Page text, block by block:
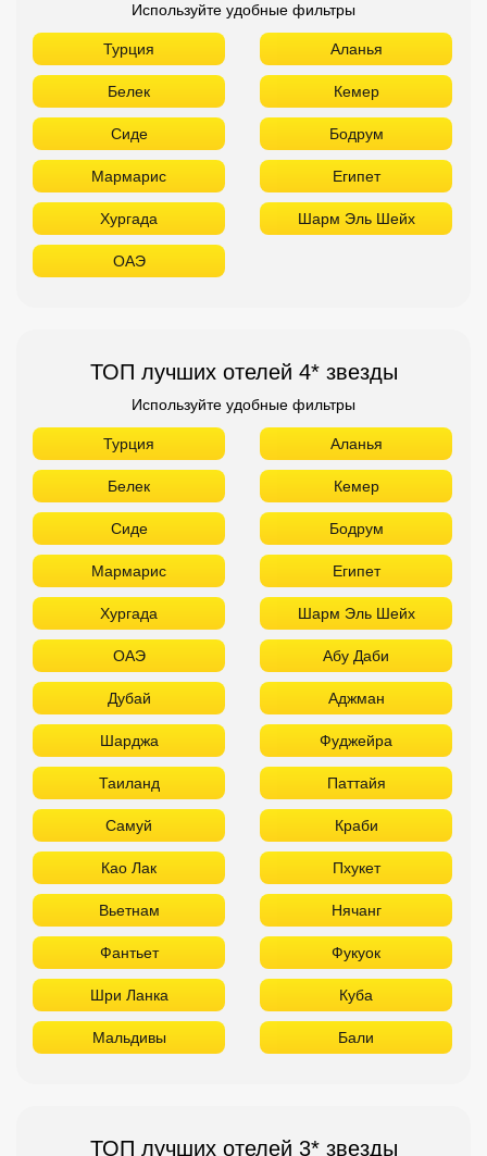
Хургада Шарм Эль Шейх
ОАЭ
ТОП лучших отелей 4* звезды
Используйте удобные фильтры
Турция
Хургада Шарм Эль Шейх
ОАЭ Абу Даби
Дубай Аджман
Шарджа Фуджейра
Таиланд Паттайя
Самуй Краби
Као Лак Пхукет
Вьетнам Нячанг
Фантьет Фукуок
Шри Ланка Куба
Мальдивы Бали
ТОП лучших отелей 3* звезды
Используйте удобные фильтры
Турция Аланья
Белек